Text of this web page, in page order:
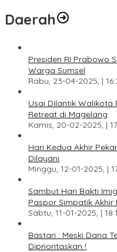
Daerah
Presiden RI Prabowo
Warga Sumsel
Rabu, 23-04-2025, |
Usai Dilantik Walikota
Retreat di Magelang
Kamis, 20-02-2025, |
Hari Kedua Akhir
Dilayani
Minggu, 12-01-2025, |
Sambut Hari Bakti
Paspor Simpatik Akhir
Sabtu, 11-01-2025, |
Bastari : Meski Dana
Diprioritaskan !